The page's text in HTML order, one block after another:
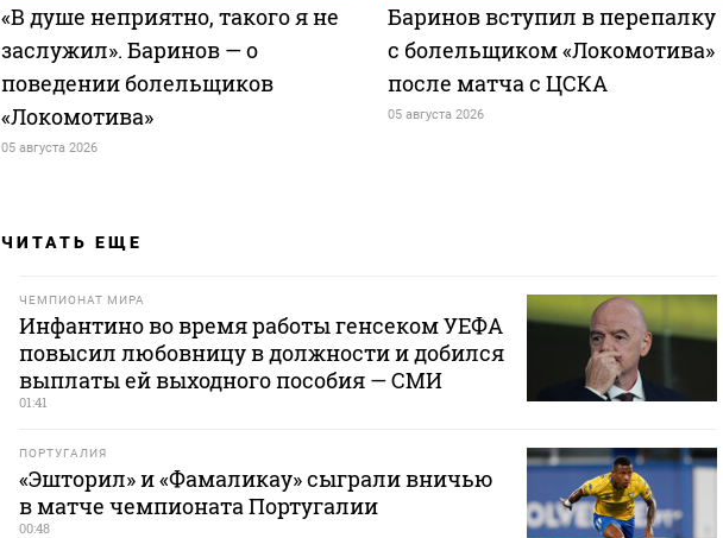
«В душе неприятно, такого я не
заслужил». Баринов — о
поведении болельщиков
«Локомотива»
05 августа 2026
Баринов вступил в перепалку
с болельщиком «Локомотива»
после матча с ЦСКА
05 августа 2026
ЧИТАТЬ ЕЩЕ
ЧЕМПИОНАТ МИРА
Инфантино во время работы генсеком УЕФА
повысил любовницу в должности и добился
выплаты ей выходного пособия — СМИ
01:41
ПОРТУГАЛИЯ
«Эшторил» и «Фамаликау» сыграли вничью
в матче чемпионата Португалии
00:48